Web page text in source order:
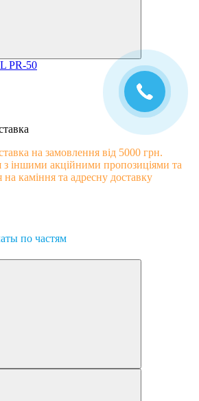
PR-50
на замовлення від 5000 грн.
з іншими акційними пропозиціями та
каміння та адресну доставку